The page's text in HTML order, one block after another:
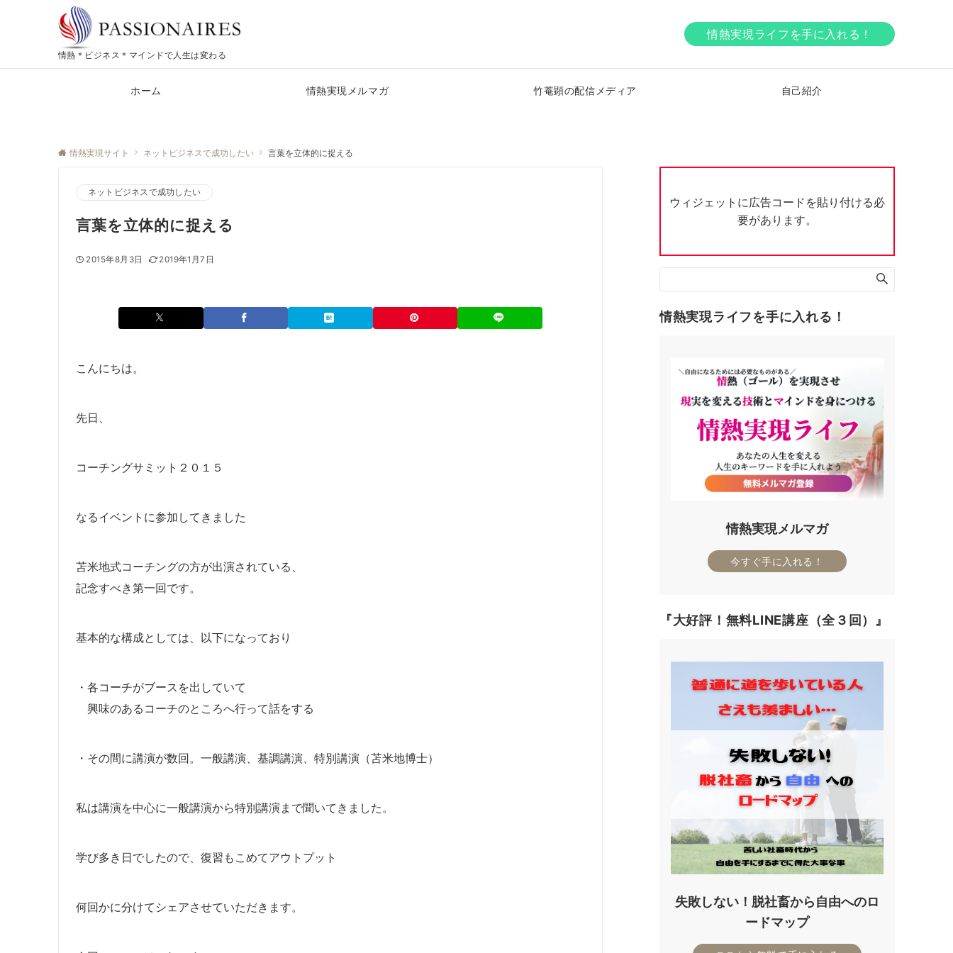
情熱＊ビジネス＊マインドで人生は変わる
情熱実現ライフを手に入れる！
ホーム 情熱実現メルマガ 竹菴顕の配信メディア 自己紹介
情熱実現サイト ネットビジネスで成功したい 言葉を立体的に捉える
ネットビジネスで成功したい
言葉を立体的に捉える
2015年8月3日 2019年1月7日
こんにちは。
先日、
コーチングサミット２０１５
なるイベントに参加してきました
苫米地式コーチングの方が出演されている、
記念すべき第一回です。
基本的な構成としては、以下になっており
・各コーチがブースを出していて
興味のあるコーチのところへ行って話をする
・その間に講演が数回。一般講演、基調講演、特別講演（苫米地博士）
私は講演を中心に一般講演から特別講演まで聞いてきました。
学び多き日でしたので、復習もこめてアウトプット
何回かに分けてシェアさせていただきます。
ウィジェットに広告コードを貼り付ける必
要があります。
情熱実現ライフを手に入れる！
情熱実現メルマガ
今すぐ手に入れる！
『大好評！無料LINE講座（全３回）』
失敗しない！脱社畜から自由へのロ
ードマップ